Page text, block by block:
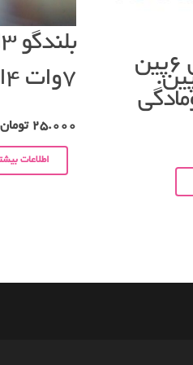
کانکتور نظامی ۶پین
۷وات ۴اهم
25.000 تومان
اطلاعات